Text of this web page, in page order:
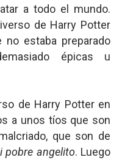
a todo el mundo.
de Harry Potter
estaba preparado
épicas u
de Harry Potter en
a unos tíos que son
que son de
pobre angelito. Luego